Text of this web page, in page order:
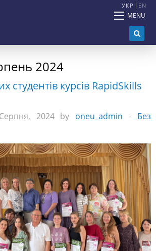
УКР EN
MENU
2024
студентів курсів RapidSkills
2024 by oneu_admin - Без